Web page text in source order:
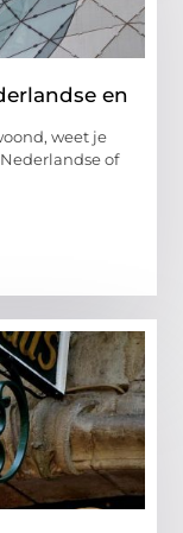
en
weet je
of